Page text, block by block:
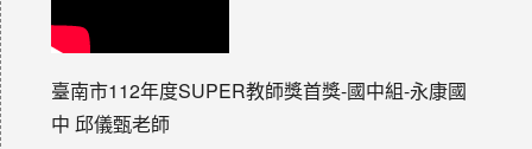
臺南市112年度SUPER教師獎首獎-國中組-永康國
中 邱儀甄老師